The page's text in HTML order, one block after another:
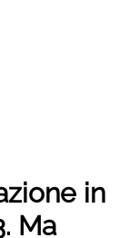
in
Ma